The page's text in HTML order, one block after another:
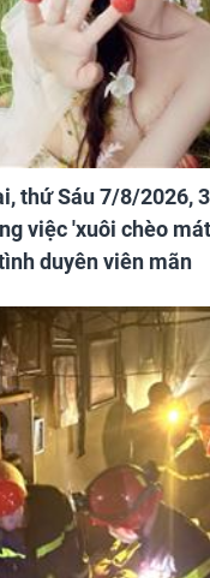
thứ Sáu 7/8/2026,
việc 'xuôi chèo
duyên viên mãn